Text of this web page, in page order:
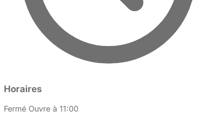
Horaires
Fermé Ouvre à 11:00